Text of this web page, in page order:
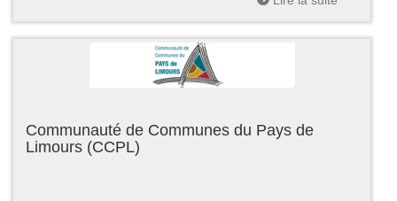
Communauté de Communes du Pays de
Limours (CCPL)